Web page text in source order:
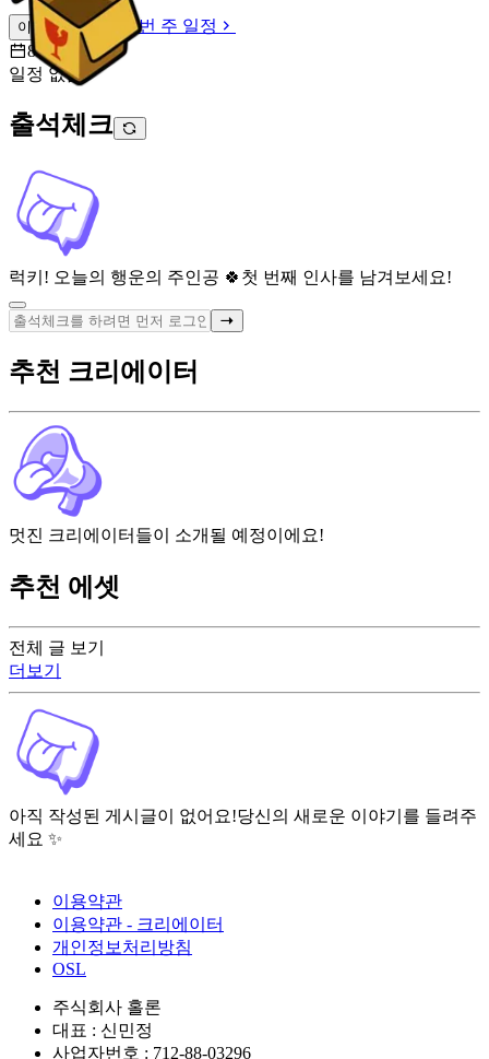
이번 주 일정
이번 주 일정
8월 8일 [토]
일정 없음
출석체크
럭키! 오늘의 행운의 주인공 🍀 첫 번째 인사를 남겨보세요!
전체 글 보기
더보기
아직 작성된 게시글이 없어요!당신의 새로운 이야기를 들려주
세요 ✨
추천 크리에이터
멋진 크리에이터들이 소개될 예정이에요!
추천 에셋
이용약관
이용약관 - 크리에이터
개인정보처리방침
OSL
주식회사 홀론
대표 : 신민정
사업자번호 : 712-88-03296